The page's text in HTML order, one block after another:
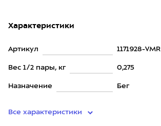
Характеристики
Артикул 1171928-VMR
Вес 1/2 пары, кг 0,275
Назначение Бег
Все характеристики